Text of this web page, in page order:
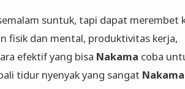
suntuk, tapi dapat merembet
fisik dan mental, produktivitas kerja,
efektif yang bisa Nakama coba
tidur nyenyak yang sangat Nakama